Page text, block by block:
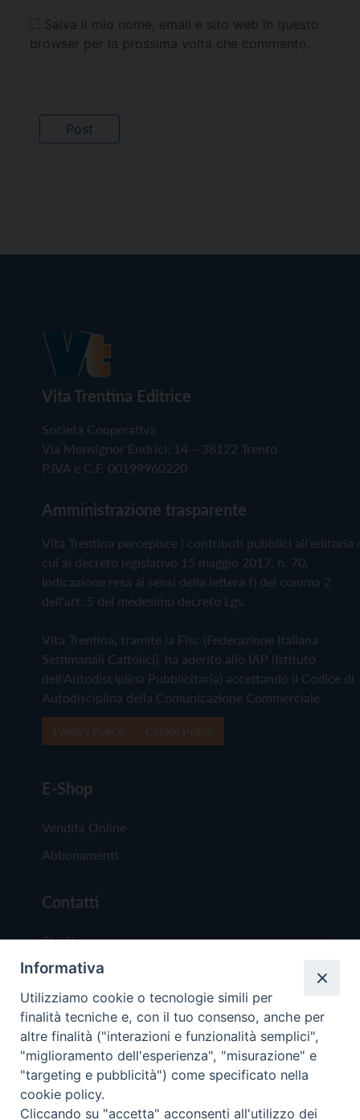
Salva il mio nome, email e sito web in questo
browser per la prossima volta che commento.
Vita Trentina Editrice
Società Cooperativa
Via Monsignor Endrici, 14 – 38122 Trento
P.IVA e C.F. 00199960220
Amministrazione trasparente
Vita Trentina percepisce i contributi pubblici all'editoria
cui al decreto legislativo 15 maggio 2017, n. 70.
Indicazione resa ai sensi della lettera f) del comma 2
dell'art. 5 del medesimo decreto Lgs.
Vita Trentina, tramite la Fisc (Federazione Italiana
Settimanali Cattolici), ha aderito allo IAP (Istituto
dell'Autodisciplina Pubblicitaria) accettando il Codice di
Autodisciplina della Comunicazione Commerciale
E-Shop
Vendita Online
Abbonamenti
Contatti
Chi Siamo
Redazione
Scrivici
Copyright © 2019 - Tutti i diritti riservati - Vita
Informativa
Utilizziamo cookie o tecnologie simili per
finalità tecniche e, con il tuo consenso, anche per
altre finalità ("interazioni e funzionalità semplici",
"miglioramento dell'esperienza", "misurazione" e
"targeting e pubblicità") come specificato nella
cookie policy.
Cliccando su "accetta" acconsenti all'utilizzo dei